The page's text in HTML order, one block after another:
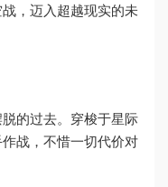
，迈入超越现实的未
的过去。穿梭于星际
战，不惜一切代价对